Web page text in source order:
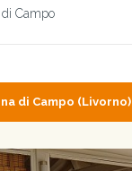
Campo
di Campo (Livorno)